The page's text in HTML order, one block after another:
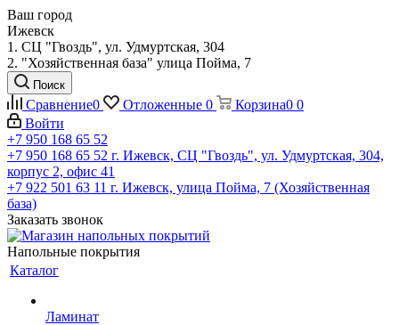
Ваш город
Ижевск
1. СЦ "Гвоздь", ул. Удмуртская, 304
2. "Хозяйственная база" улица Пойма, 7
Поиск
Сравнение0 Отложенные 0 Корзина0 0
Войти
+7 950 168 65 52
+7 950 168 65 52 г. Ижевск, СЦ "Гвоздь", ул. Удмуртская, 304,
корпус 2, офис 41
+7 922 501 63 11 г. Ижевск, улица Пойма, 7 (Хозяйственная
база)
Заказать звонок
Напольные покрытия
Каталог
Ламинат